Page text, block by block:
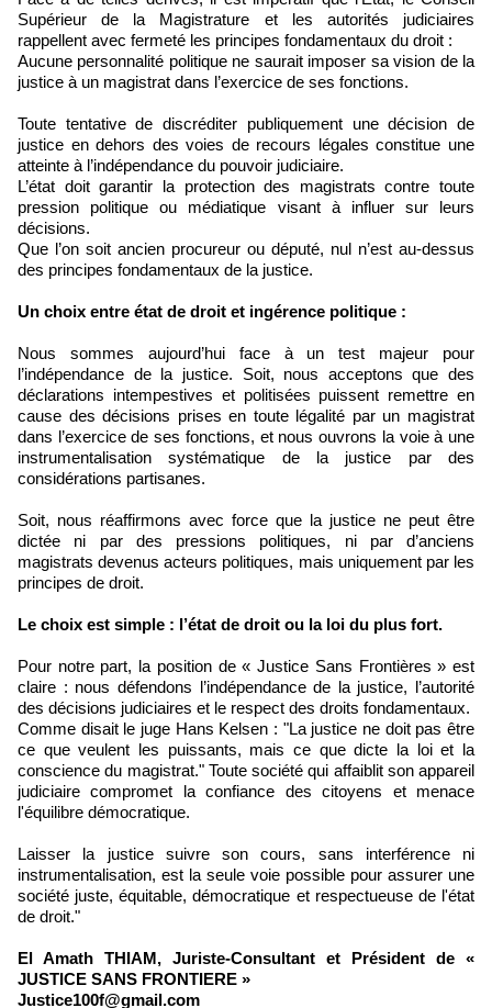
Supérieur de la Magistrature et les autorités judiciaires
rappellent avec fermeté les principes fondamentaux du droit :
Aucune personnalité politique ne saurait imposer sa vision de la
justice à un magistrat dans l’exercice de ses fonctions.
Toute tentative de discréditer publiquement une décision de
justice en dehors des voies de recours légales constitue une
atteinte à l’indépendance du pouvoir judiciaire.
L’état doit garantir la protection des magistrats contre toute
pression politique ou médiatique visant à influer sur leurs
décisions.
Que l’on soit ancien procureur ou député, nul n’est au-dessus
des principes fondamentaux de la justice.
Un choix entre état de droit et ingérence politique :
Nous sommes aujourd’hui face à un test majeur pour
l’indépendance de la justice. Soit, nous acceptons que des
déclarations intempestives et politisées puissent remettre en
cause des décisions prises en toute légalité par un magistrat
dans l’exercice de ses fonctions, et nous ouvrons la voie à une
instrumentalisation systématique de la justice par des
considérations partisanes.
Soit, nous réaffirmons avec force que la justice ne peut être
dictée ni par des pressions politiques, ni par d’anciens
magistrats devenus acteurs politiques, mais uniquement par les
principes de droit.
Le choix est simple : l’état de droit ou la loi du plus fort.
Pour notre part, la position de « Justice Sans Frontières » est
claire : nous défendons l’indépendance de la justice, l’autorité
des décisions judiciaires et le respect des droits fondamentaux.
Comme disait le juge Hans Kelsen : "La justice ne doit pas être
ce que veulent les puissants, mais ce que dicte la loi et la
conscience du magistrat." Toute société qui affaiblit son appareil
judiciaire compromet la confiance des citoyens et menace
l'équilibre démocratique.
Laisser la justice suivre son cours, sans interférence ni
instrumentalisation, est la seule voie possible pour assurer une
société juste, équitable, démocratique et respectueuse de l'état
de droit."
El Amath THIAM, Juriste-Consultant et Président de «
JUSTICE SANS FRONTIERE »
Justice100f@gmail.com